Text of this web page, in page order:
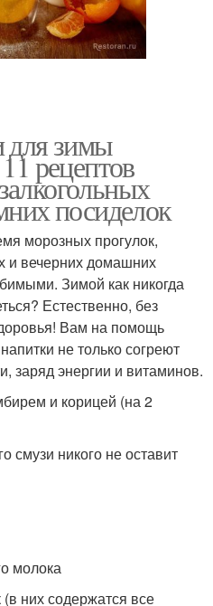
для зимы
рецептов
посиделок
морозных прогулок,
и вечерних домашних
Зимой как никогда
Естественно, без
Вам на помощь
не только согреют
заряд энергии и витаминов.
и корицей (на 2
смузи никого не оставит
молока
них содержатся все